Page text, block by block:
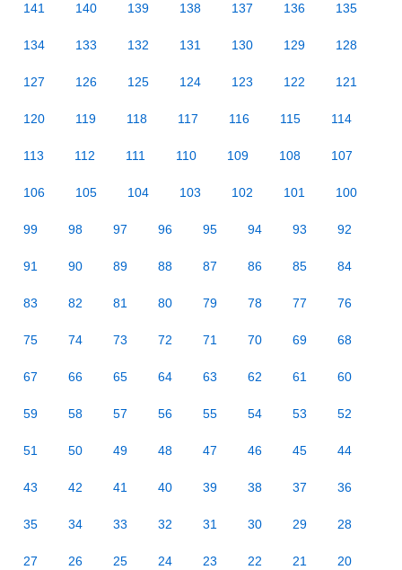
141 140 139 138 137 136 135
134 133 132 131 130 129 128
127 126 125 124 123 122 121
120 119 118 117 116 115 114
113 112 111 110 109 108 107
106 105 104 103 102 101 100
99 98 97 96 95 94 93 92
91 90 89 88 87 86 85 84
83 82 81 80 79 78 77 76
75 74 73 72 71 70 69 68
67 66 65 64 63 62 61 60
59 58 57 56 55 54 53 52
51 50 49 48 47 46 45 44
43 42 41 40 39 38 37 36
35 34 33 32 31 30 29 28
27 26 25 24 23 22 21 20